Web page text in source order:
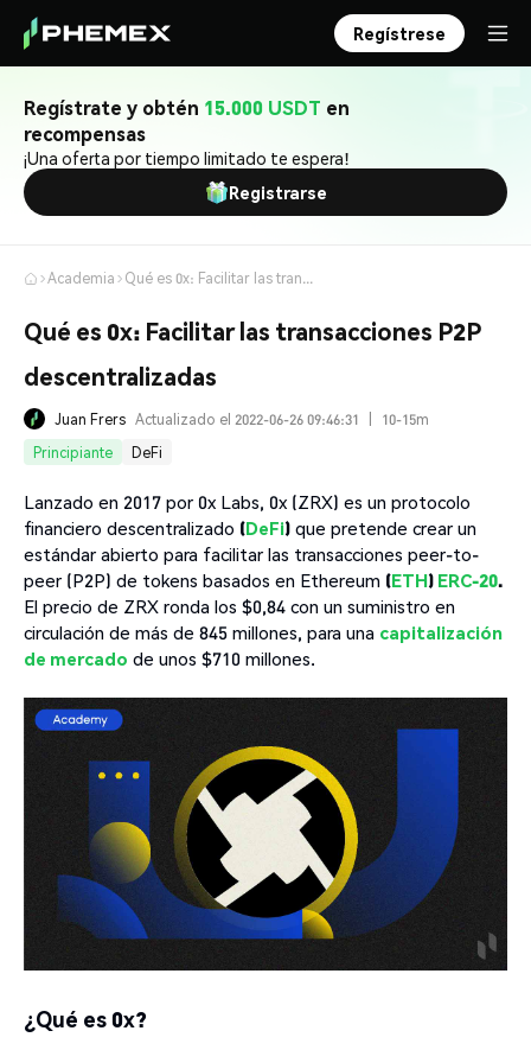
Regístrese
Regístrate y obtén 15.000 USDT en
recompensas
¡Una oferta por tiempo limitado te espera!
Registrarse
Academia Qué es 0x: Facilitar las transacciones P2P descentralizadas
Qué es 0x: Facilitar las transacciones P2P
descentralizadas
Juan Frers Actualizado el 2022-06-26 09:46:31
10-15m
Principiante
DeFi
Lanzado en 2017 por 0x Labs, 0x (ZRX) es un protocolo
financiero descentralizado (DeFi) que pretende crear un
estándar abierto para facilitar las transacciones peer-to-
peer (P2P) de tokens basados en Ethereum (ETH) ERC-20.
El precio de ZRX ronda los $0,84 con un suministro en
circulación de más de 845 millones, para una capitalización
de mercado de unos $710 millones.
¿Qué es 0x?